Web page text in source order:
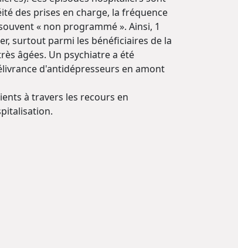
des prises en charge, la fréquence
« non programmé ». Ainsi, 1
surtout parmi les bénéficiaires de la
âgées. Un psychiatre a été
d'antidépresseurs en amont
à travers les recours en